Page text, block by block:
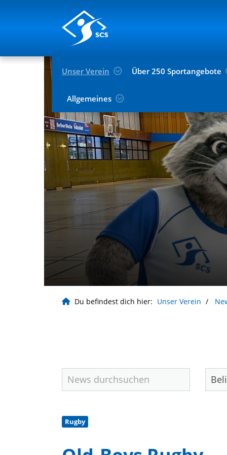
Unser Verein Über 250 Sportangebote
Allgemeines
Du befindest dich hier: Unser Verein
Rugby
Geschäftsstelle